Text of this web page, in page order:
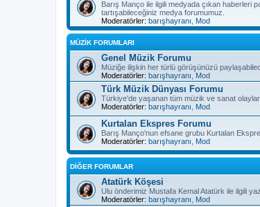
Barış Manço ile ilgili medyada çıkan haberleri
tartışabileceğiniz medya forumumuz.
Moderatörler: barışhayranı Mod
MÜZİK FORUMLARI
Genel Müzik Forumu
Müziğe ilişkin her türlü görüşünüzü
Moderatörler: barışhayranı Mod
Türk Müzik Dünyası Forumu
Türkiye'de yaşanan tüm müzik ve sanat
Moderatörler: barışhayranı Mod
Kurtalan Ekspres Forumu
Barış Manço'nun efsane grubu Kurtalan
Moderatörler: barışhayranı Mod
DİĞER FORUMLAR
Atatürk Köşesi
Ulu önderimiz Mustafa Kemal Atatürk ile ilgili
Moderatörler: barışhayranı Mod